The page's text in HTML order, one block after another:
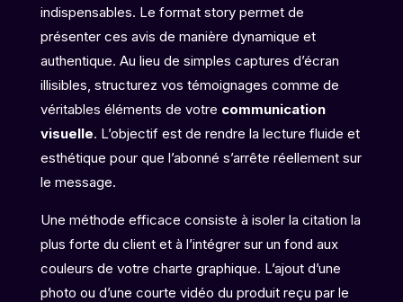
indispensables. Le format story permet de
présenter ces avis de manière dynamique et
authentique. Au lieu de simples captures d’écran
illisibles, structurez vos témoignages comme de
véritables éléments de votre communication
visuelle. L’objectif est de rendre la lecture fluide et
esthétique pour que l’abonné s’arrête réellement sur
le message.
Une méthode efficace consiste à isoler la citation la
plus forte du client et à l’intégrer sur un fond aux
couleurs de votre charte graphique. L’ajout d’une
photo ou d’une courte vidéo du produit reçu par le